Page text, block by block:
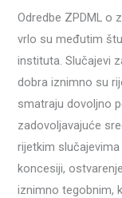
Odredbe ZPDML o
vrlo su međutim
instituta. Slučajevi
dobra iznimno su
smatraju dovoljno
zadovoljavajuće
rijetkim
koncesiji,
iznimno tegobnim,